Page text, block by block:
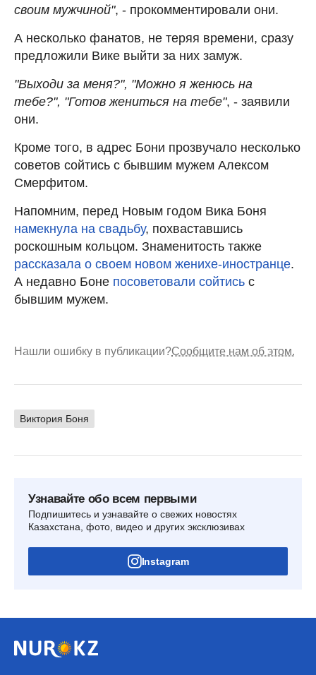
своим мужчиной", - прокомментировали они.
А несколько фанатов, не теряя времени, сразу
предложили Вике выйти за них замуж.
"Выходи за меня?", "Можно я женюсь на
тебе?", "Готов жениться на тебе", - заявили
они.
Кроме того, в адрес Бони прозвучало несколько
советов сойтись с бывшим мужем Алексом
Смерфитом.
Напомним, перед Новым годом Вика Боня
намекнула на свадьбу, похваставшись
роскошным кольцом. Знаменитость также
рассказала о своем новом женихе-иностранце.
А недавно Боне посоветовали сойтись с
бывшим мужем.
Нашли ошибку в публикации?Сообщите нам об этом.
Виктория Боня
Узнавайте обо всем первыми
Подпишитесь и узнавайте о свежих новостях
Казахстана, фото, видео и других эксклюзивах
Instagram